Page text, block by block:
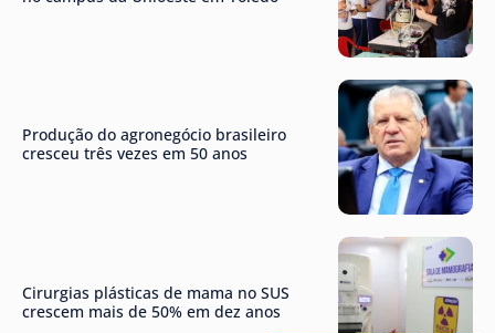
Produção do agronegócio brasileiro
cresceu três vezes em 50 anos
Cirurgias plásticas de mama no SUS
crescem mais de 50% em dez anos